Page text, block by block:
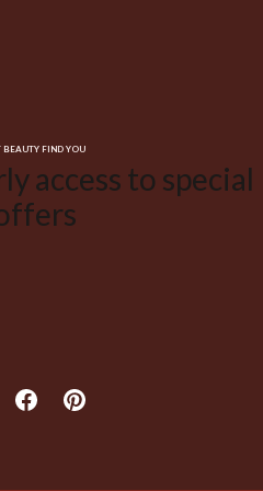
BEAUTY FIND YOU
access to special